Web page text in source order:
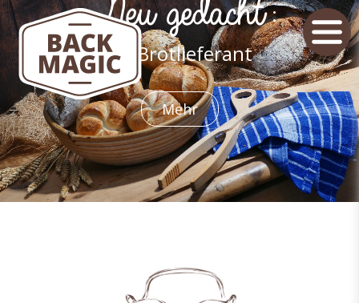
Neu gedacht:
Ihr Brotlieferant
Mehr